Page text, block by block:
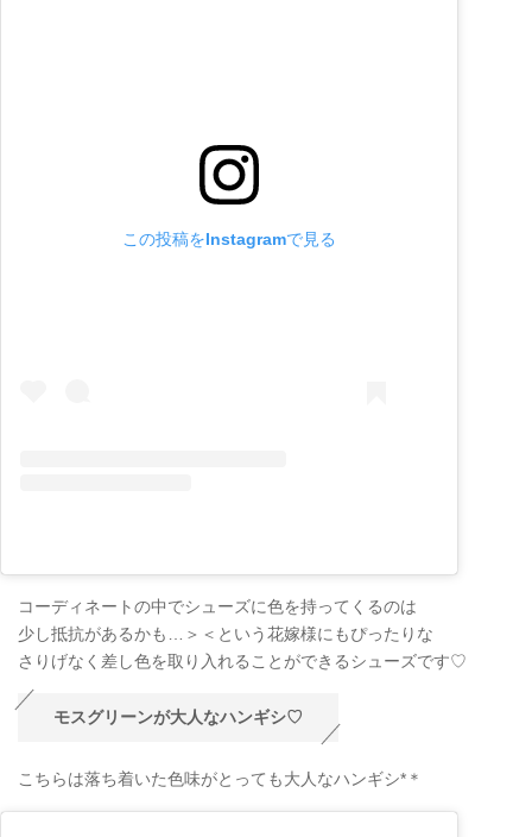
この投稿をInstagramで見る
コーディネートの中でシューズに色を持ってくるのは
少し抵抗があるかも…＞＜という花嫁様にもぴったりな
さりげなく差し色を取り入れることができるシューズです♡
モスグリーンが大人なハンギシ♡
こちらは落ち着いた色味がとっても大人なハンギシ*＊